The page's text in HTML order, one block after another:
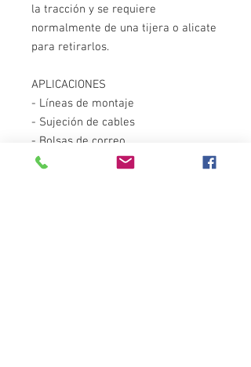
la tracción y se requiere
normalmente de una tijera o alicate
para retirarlos.
APLICACIONES
- Líneas de montaje
- Sujeción de cables
- Bolsas de correo